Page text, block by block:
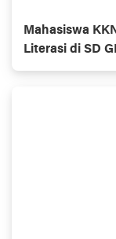
Mahasiswa
Literasi di SD